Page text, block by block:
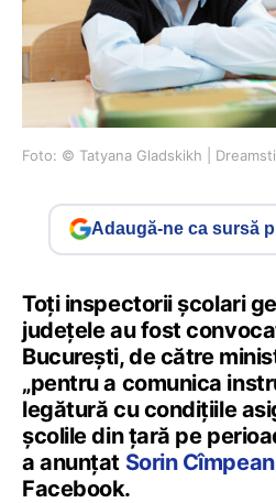
Foto: © Tatyana Gladskikh |
Adaugă-ne ca sursă
Toți inspectorii școlari
județele au fost
București, de către
„pentru a comunica
legătură cu condițiile
școlile din țară pe
a anunțat Sorin
Facebook.